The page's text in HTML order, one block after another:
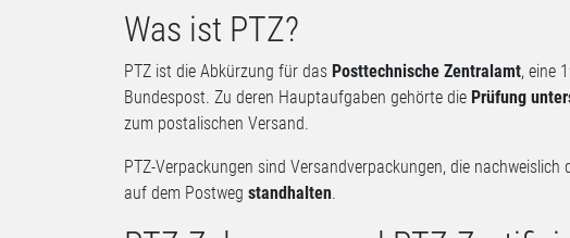
Was ist PTZ?
PTZ ist die Abkürzung für das Posttechnische Zentralamt, eine
Bundespost. Zu deren Hauptaufgaben gehörte die Prüfung
zum postalischen Versand.
PTZ-Verpackungen sind Versandverpackungen, die nachweislich
auf dem Postweg standhalten.